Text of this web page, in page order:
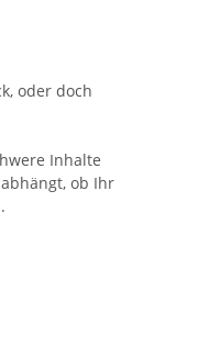
oder doch
Inhalte
ob Ihr